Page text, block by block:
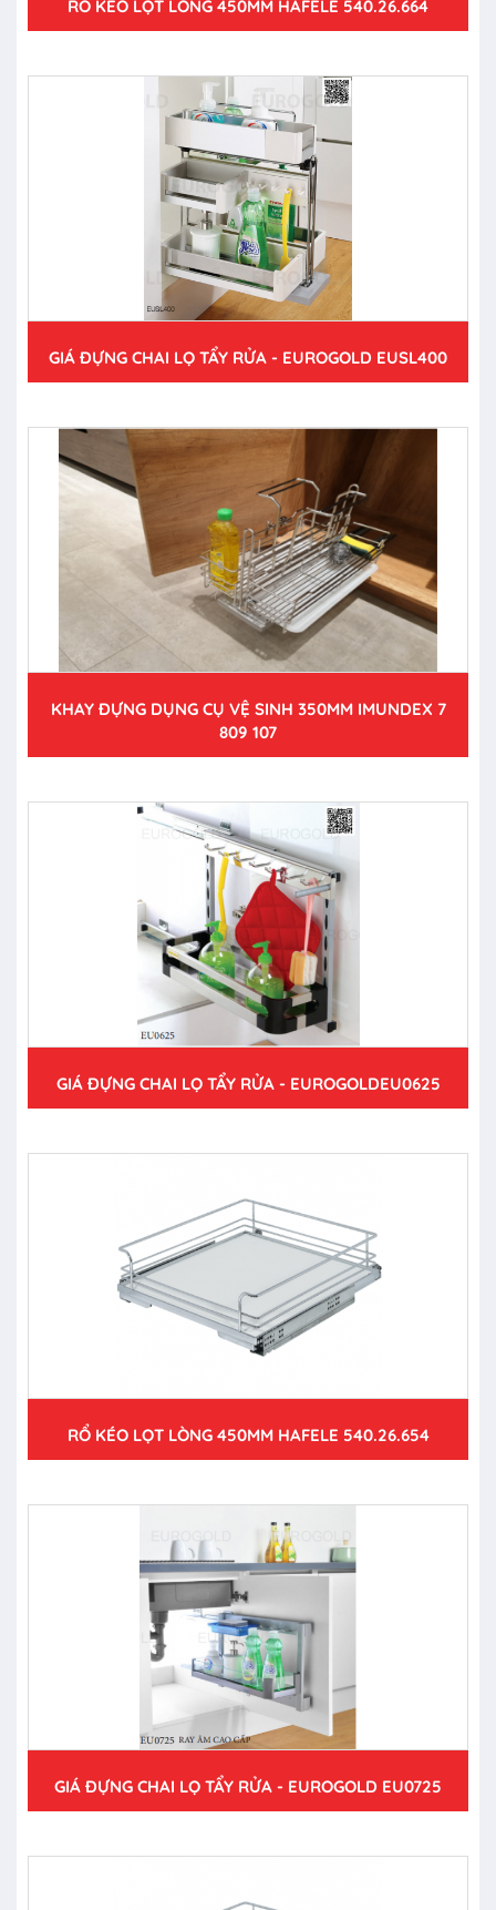
RỔ KÉO LỌT LÒNG 450MM HAFELE 540.26.664
GIÁ ĐỰNG CHAI LỌ TẨY RỬA - EUROGOLD EUSL400
KHAY ĐỰNG DỤNG CỤ VỆ SINH 350MM IMUNDEX 7
809 107
GIÁ ĐỰNG CHAI LỌ TẨY RỬA - EUROGOLDEU0625
RỔ KÉO LỌT LÒNG 450MM HAFELE 540.26.654
GIÁ ĐỰNG CHAI LỌ TẨY RỬA - EUROGOLD EU0725